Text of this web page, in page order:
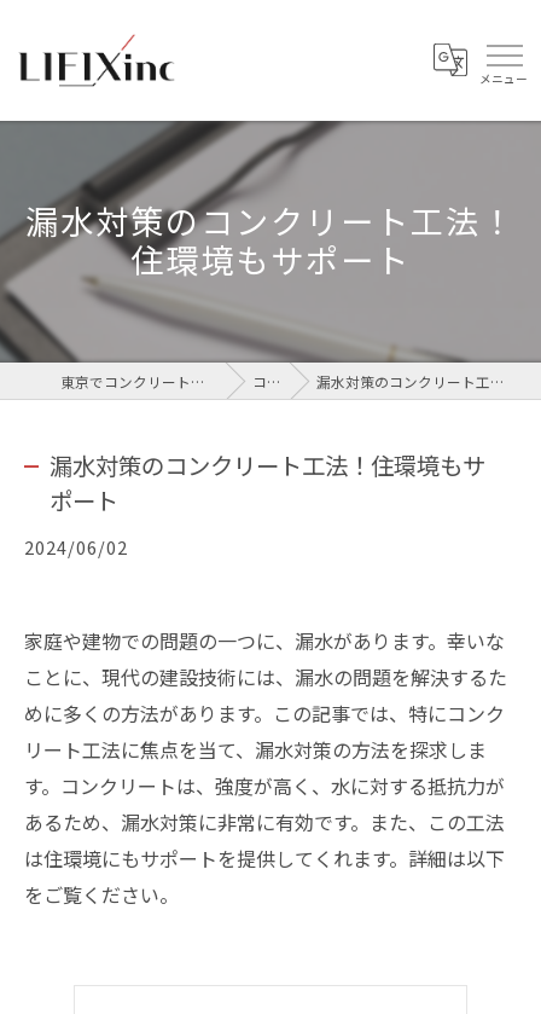
漏水対策のコンクリート工法！
住環境もサポート
東京でコンクリートなら株式会社LIFIX コラム 漏水対策のコンクリート工法！住環境もサポート
漏水対策のコンクリート工法！住環境もサ
ポート
2024/06/02
家庭や建物での問題の一つに、漏水があります。幸いな
ことに、現代の建設技術には、漏水の問題を解決するた
めに多くの方法があります。この記事では、特にコンク
リート工法に焦点を当て、漏水対策の方法を探求しま
す。コンクリートは、強度が高く、水に対する抵抗力が
あるため、漏水対策に非常に有効です。また、この工法
は住環境にもサポートを提供してくれます。詳細は以下
をご覧ください。